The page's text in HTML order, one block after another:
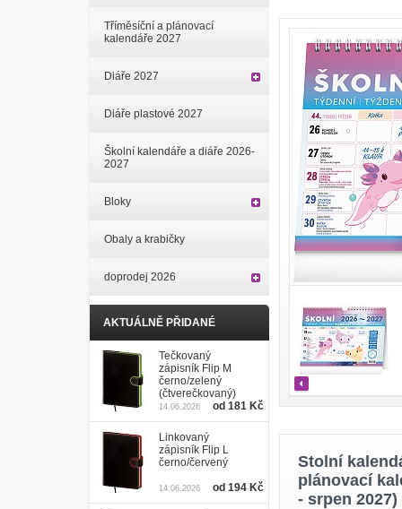
Stolní
plánovací
- srpen
Tříměsíční a plánovací
kalendáře 2027
Diáře 2027
Diáře plastové 2027
Školní kalendáře a diáře 2026-
2027
Bloky
Obaly a krabičky
doprodej 2026
AKTUÁLNĚ PŘIDANÉ
Tečkovaný
zápisník Flip M
černo/zelený
(čtverečkovaný)
14.06.2026 od 181 Kč
Linkovaný
zápisník Flip L
černo/červený
14.06.2026 od 194 Kč